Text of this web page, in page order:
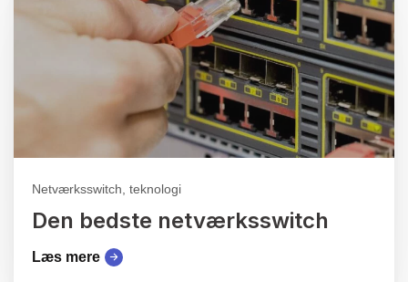
Netværksswitch, teknologi
Den bedste netværksswitch
Læs mere